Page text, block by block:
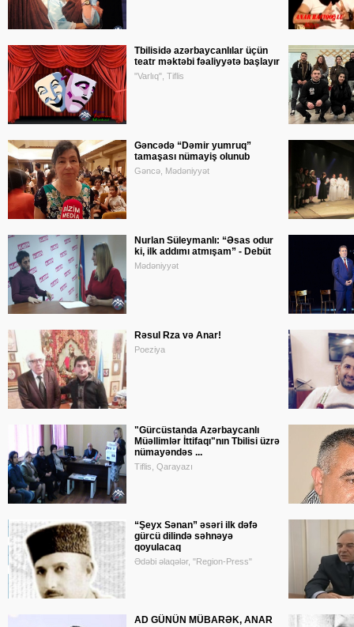
Tbilisidə azərbaycanlılar üçün
teatr məktəbi fəaliyyətə başlayır
"Varlıq", Tiflis
Gəncədə “Dəmir yumruq”
tamaşası nümayiş olunub
Gəncə, Mədəniyyət
Nurlan Süleymanlı: “Əsas odur
ki, ilk addımı atmışam” - Debüt
Mədəniyyət
Rəsul Rza və Anar!
Poeziya
"Gürcüstanda Azərbaycanlı
Müəllimlər İttifaqı"nın Tbilisi üzrə
nümayəndəs ...
Tiflis, Qarayazı
“Şeyx Sənan” əsəri ilk dəfə
gürcü dilində səhnəyə
qoyulacaq
Ədəbi əlaqələr, "Region-Press"
AD GÜNÜN MÜBARƏK, ANAR